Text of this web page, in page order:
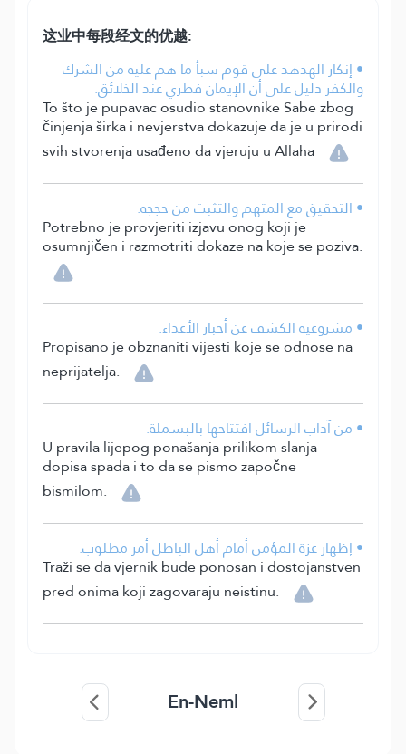
这业中每段经文的优越:
• إنكار الهدهد على قوم سبأ ما هم عليه من الشرك
والكفر دليل على أن الإيمان فطري عند الخلائق.
To što je pupavac osudio stanovnike Sabe zbog
činjenja širka i nevjerstva dokazuje da je u prirodi
svih stvorenja usađeno da vjeruju u Allaha
• التحقيق مع المتهم والتثبت من حججه.
Potrebno je provjeriti izjavu onog koji je
osumnjičen i razmotriti dokaze na koje se poziva.
• مشروعية الكشف عن أخبار الأعداء.
Propisano je obznaniti vijesti koje se odnose na
neprijatelja.
• من آداب الرسائل افتتاحها بالبسملة.
U pravila lijepog ponašanja prilikom slanja
dopisa spada i to da se pismo započne
bismilom.
• إظهار عزة المؤمن أمام أهل الباطل أمر مطلوب.
Traži se da vjernik bude ponosan i dostojanstven
pred onima koji zagovaraju neistinu.
En-Neml